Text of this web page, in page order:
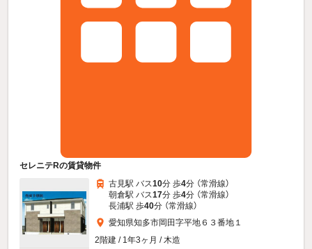
セレニテRの賃貸物件
古見駅 バス10分 歩4分 （常滑線）
朝倉駅 バス17分 歩4分 （常滑線）
長浦駅 歩40分 （常滑線）
愛知県知多市岡田字平地６３番地１
2階建 / 1年3ヶ月 / 木造